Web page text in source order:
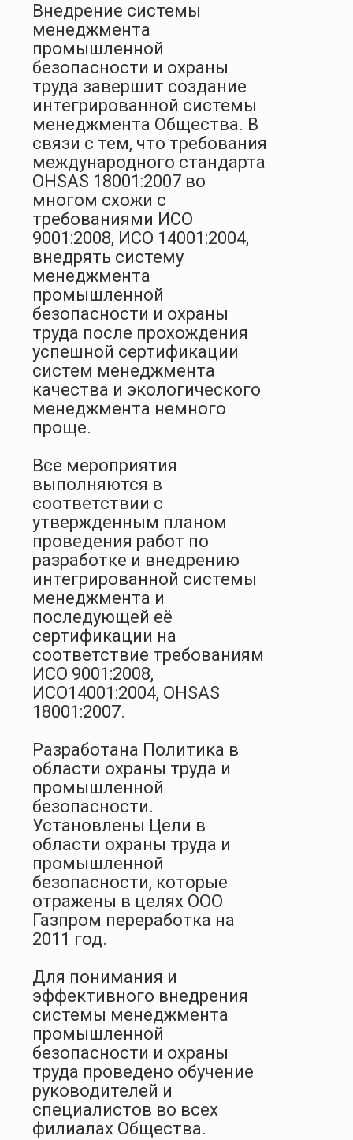
Внедрение системы
менеджмента
промышленной
безопасности и охраны
труда завершит создание
интегрированной системы
менеджмента Общества. В
связи с тем, что требования
международного стандарта
OHSAS 18001:2007 во
многом схожи с
требованиями ИСО
9001:2008, ИСО 14001:2004,
внедрять систему
менеджмента
промышленной
безопасности и охраны
труда после прохождения
успешной сертификации
систем менеджмента
качества и экологического
менеджмента немного
проще.
Все мероприятия
выполняются в
соответствии с
утвержденным планом
проведения работ по
разработке и внедрению
интегрированной системы
менеджмента и
последующей её
сертификации на
соответствие требованиям
ИСО 9001:2008,
ИСО14001:2004, OHSAS
18001:2007.
Разработана Политика в
области охраны труда и
промышленной
безопасности.
Установлены Цели в
области охраны труда и
промышленной
безопасности, которые
отражены в целях ООО
Газпром переработка на
2011 год.
Для понимания и
эффективного внедрения
системы менеджмента
промышленной
безопасности и охраны
труда проведено обучение
руководителей и
специалистов во всех
филиалах Общества.